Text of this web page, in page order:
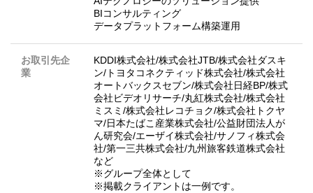
BIコンサルティング
データプラットフォーム構築運用
お取引先企
業
KDDI株式会社/株式会社JTB/株式会社ダスキ
ン/トヨタコネクティッド株式会社/株式会社
オートバックスセブン/株式会社日経BP/株式
会社ビデオリサーチ/丸紅株式会社/株式会社
ミスミ/株式会社レコチョク/株式会社トクヤ
マ/日本たばこ産業株式会社/公益財団法人が
ん研究会/エーザイ株式会社/サノフィ株式会
社/第一三共株式会社/九州旅客鉄道株式会社
など
※グループ全体として
※掲載クライアントは一例です。